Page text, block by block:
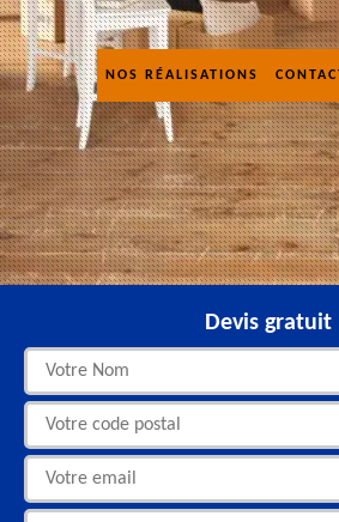
NOS RÉALISATIONS
Devis gratuit